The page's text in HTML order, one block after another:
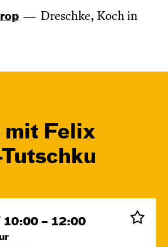
Dreschke, Koch in
mit Felix
10:00 – 12:00